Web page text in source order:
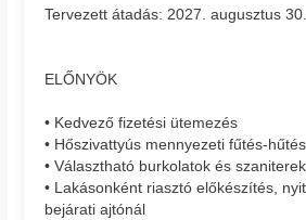
Tervezett átadás: 2027. augusztus 30.
ELŐNYÖK
• Kedvező fizetési ütemezés
• Hőszivattyús mennyezeti fűtés-hűtés
• Választható burkolatok és szaniterek
• Lakásonként riasztó előkészítés,
bejárati ajtónál